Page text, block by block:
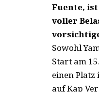
Fuente,
voller
Sowohl
Start am
einen
auf Kap